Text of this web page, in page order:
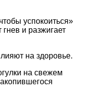
успокоиться»
гнев и разжигает
на здоровье.
на свежем